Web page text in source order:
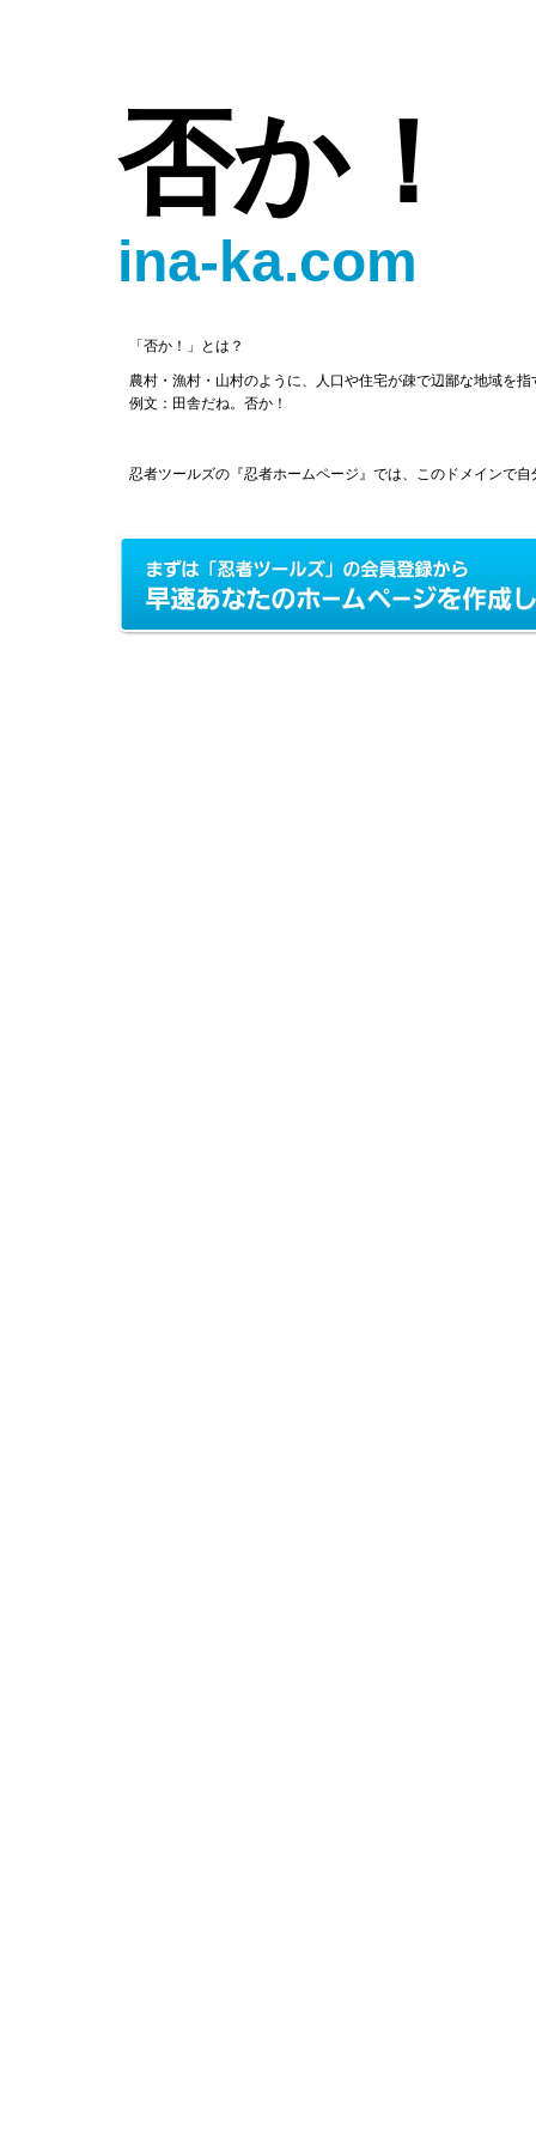
否か！
ina-ka.com
「否か！」とは？
農村・漁村・山村のように、人口や住宅が疎で辺鄙な地域を
例文：田舎だね。否か！
忍者ツールズの『忍者ホームページ』では、このドメインで